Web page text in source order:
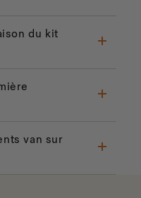
du kit
van sur